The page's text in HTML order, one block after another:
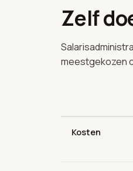
Zelf
meestgekozen
Kosten